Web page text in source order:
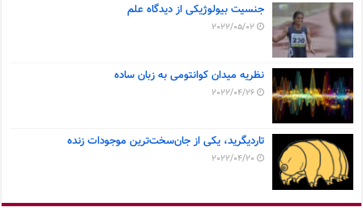
جنسیت بیولوژیکی از دیدگاه علم
2022/05/02
نظریه میدان کوانتومی به زبان ساده
2022/04/26
تاردیگرید، یکی از جان‌سخت‌ترین موجودات زنده
2022/04/20